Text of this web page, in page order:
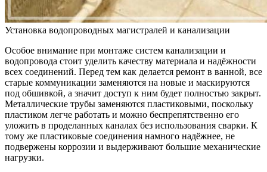
Установка водопроводных магистралей и канализации
Особое внимание при монтаже систем канализации и
водопровода стоит уделить качеству материала и надёжности
всех соединений. Перед тем как делается ремонт в ванной, все
старые коммуникации заменяются на новые и маскируются
под обшивкой, а значит доступ к ним будет полностью закрыт.
Металлические трубы заменяются пластиковыми, поскольку
пластиком легче работать и можно беспрепятственно его
уложить в проделанных каналах без использования сварки. К
тому же пластиковые соединения намного надёжнее, не
подвержены коррозии и выдерживают большие механические
нагрузки.